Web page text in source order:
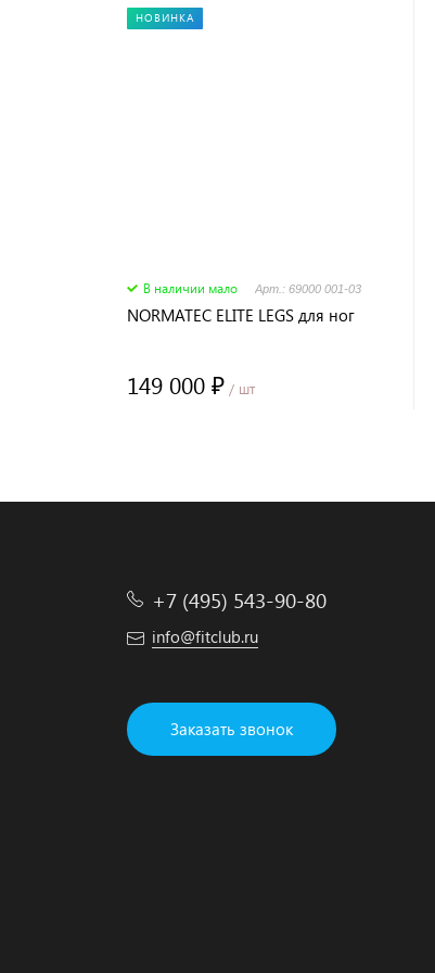
НОВИНКА
В наличии мало Арт.: 69000 001-03
NORMATEC ELITE LEGS для ног
149 000 ₽ / шт
+7 (495) 543-90-80
info@fitclub.ru
Заказать звонок